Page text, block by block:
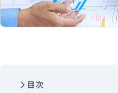
目次